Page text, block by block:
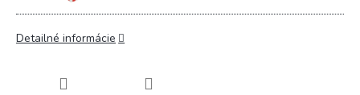
Detailné informácie